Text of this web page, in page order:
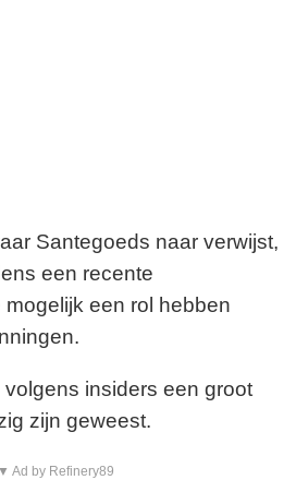
Santegoeds naar verwijst,
een recente
een rol hebben
insiders een groot
zijn geweest.
▼ Ad by Refinery89